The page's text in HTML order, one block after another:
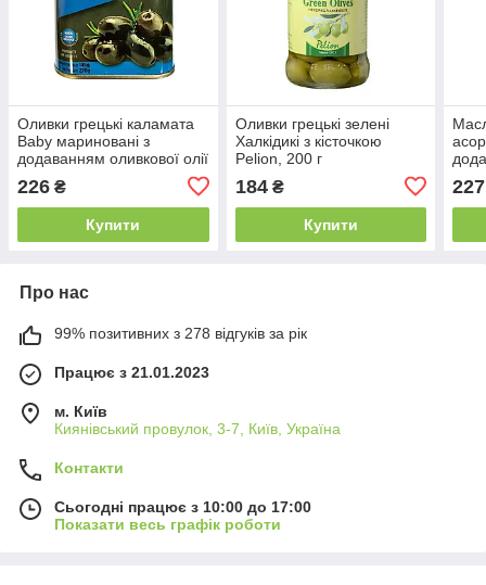
Оливки грецькі каламата
Baby мариновані з
додаванням оливкової олії
226 ₴
Купити
Оливки грецькі зелені
Халкідикі з кісточкою
Pelion, 200 г
184₴
Купити
227
Про нас
99% позитивних з 278 відгуків за рік
Працює з 21.01.2023
м. Київ
Киянівський провулок, 3-7, Київ, Україна
Контакти
Сьогодні працює з 10:00 до 17:00
Показати весь графік роботи